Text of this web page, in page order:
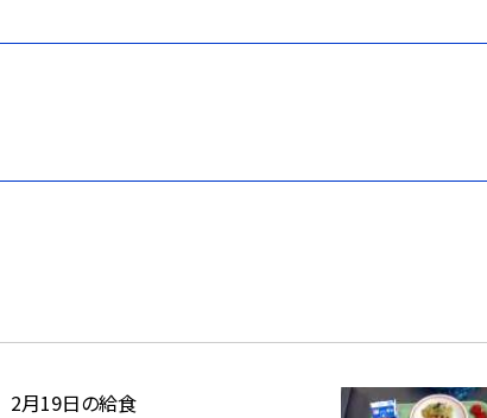
2月19日の給食